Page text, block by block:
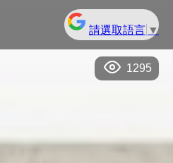
請選取語言 ▼
1295